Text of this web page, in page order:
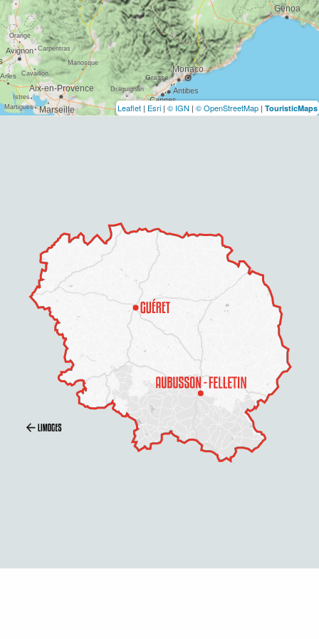
Leaflet | Esri | © IGN | © OpenStreetMap | TouristicMaps